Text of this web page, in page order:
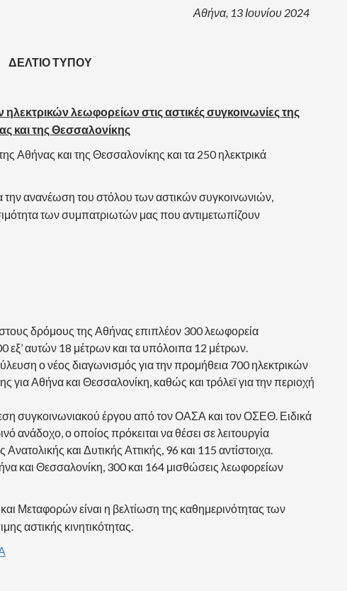
Αθήνα, 13 Ιουνίου 2024
ΔΕΛΤΙΟ ΤΥΠΟΥ
λεωφορείων στις αστικές συγκοινωνίες της
και της Θεσσαλονίκης
Αθήνας και της Θεσσαλονίκης και τα 250 ηλεκτρικά
την ανανέωση του στόλου των αστικών συγκοινωνιών,
των συμπατριωτών μας που αντιμετωπίζουν
δρόμους της Αθήνας επιπλέον 300 λεωφορεία
εξ’ αυτών 18 μέτρων και τα υπόλοιπα 12 μέτρων.
ο νέος διαγωνισμός για την προμήθεια 700 ηλεκτρικών
για Αθήνα και Θεσσαλονίκη, καθώς και τρόλεϊ για την περιοχή
συγκοινωνιακού έργου από τον ΟΑΣΑ και τον ΟΣΕΘ. Ειδικά
ανάδοχο, ο οποίος πρόκειται να θέσει σε λειτουργία
και Δυτικής Αττικής, 96 και 115 αντίστοιχα.
και Θεσσαλονίκη, 300 και 164 μισθώσεις λεωφορείων
Μεταφορών είναι η βελτίωση της καθημερινότητας των
αστικής κινητικότητας.